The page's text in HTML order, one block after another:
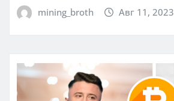
mining_broth Авг 11, 2023